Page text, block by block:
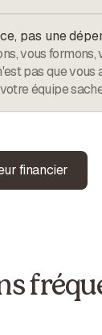
pas une
vous formons,
pas que vous
équipe
financier